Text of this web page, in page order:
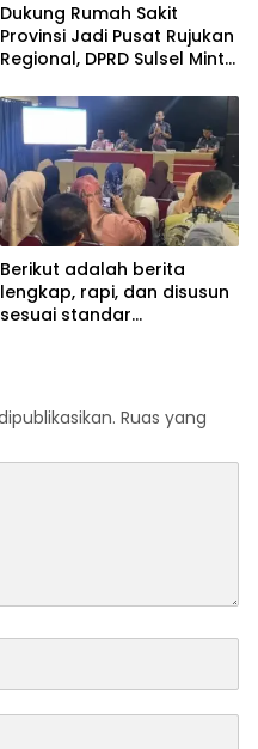
Dukung Rumah Sakit
Provinsi Jadi Pusat Rujukan
Regional, DPRD Sulsel Minta
Menyeluruh
Berikut adalah berita
lengkap, rapi, dan disusun
sesuai standar
PBB-P2 Tahun 2026Ruas yang